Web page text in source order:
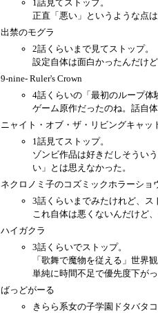
1話見てストップ。
正直「悪い」というような点
出禁のモグラ
2話くらいまで見てストップ。
設定自体は面白かったんだけ
9-nine- Ruler's Crown
4話くらいの「最初のループ体
ゲーム原作だったのね。話自
ニャイト・オブ・ザ・リビングキャッ
1話見てストップ。
ゾンビ作品は好きだしそうい
い」とは思えなかった。
ネクロノミ子のコズミックホラーショ
3話くらいまでみたけれど、ス
これ自体は悪くないんだけど、
ハイガクラ
3話くらいでストップ。
「歌舞で魔物を従える」世界
単純に時間不足で優先度下がっ
ばっどがーる
きらら系女の子学園ドタバタコ